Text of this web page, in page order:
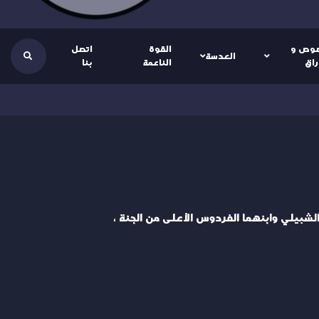
و
العدسة
القوة
الناعمة
اتصل
بنا
وابنهما الفردوس الأعلى من الجنة ،